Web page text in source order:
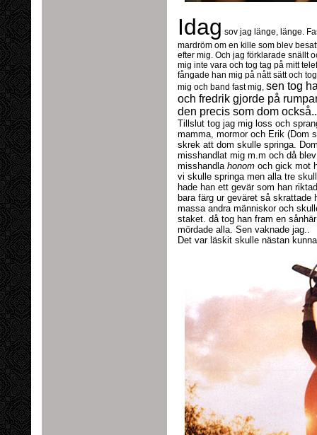
Idag sov jag länge, länge.
mardröm om en kille som blev
efter mig. Och jag förklarade snällt
mig inte vara och tog tag på mitt
fångade han mig på nått sätt och
mig och band fast mig, sen tog
och fredrik gjorde på
den precis som dom också..
Tillslut tog jag mig loss och
mamma, mormor och Erik (Dom
skrek att dom skulle springa.
misshandlat mig m.m och då
misshandla honomoch gick mot
vi skulle springa men alla tre
hade han ett gevär som han
bara färg ur geväret så
massa andra människor och
staket. då tog han fram en
mördade alla. Sen vaknade jag..
Det var läskit skulle nästan